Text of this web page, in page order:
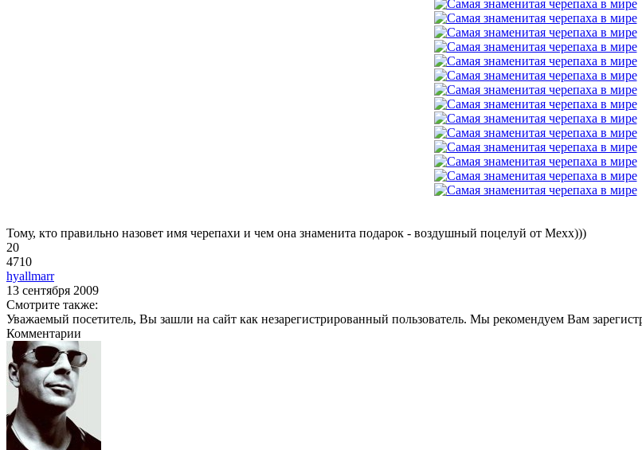
Тому, кто правильно назовет имя черепахи и чем она знаменита подарок - воздушный поцелуй от Mexx)))
20
4710
hyallmarr
13 сентября 2009
Смотрите также:
Уважаемый посетитель, Вы зашли на сайт как незарегистрированный пользователь. Мы рекомендуем Вам
Комментарии